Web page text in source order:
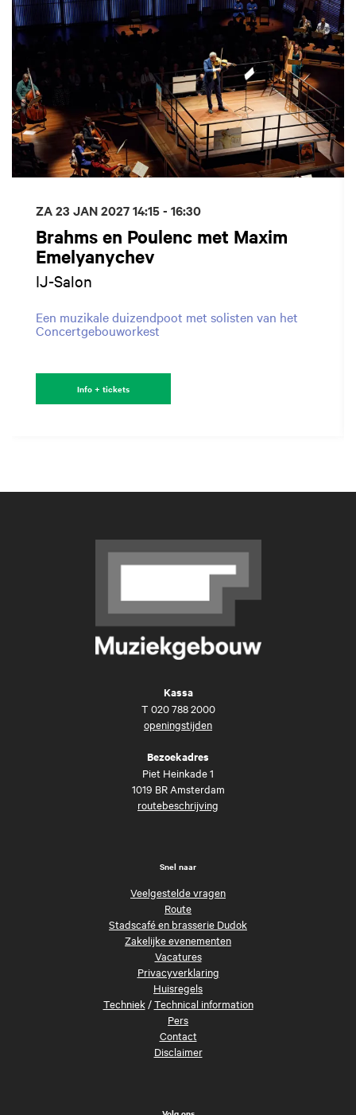
Brahms en Poulenc met Maxim
Emelyanychev
IJ-Salon
Een muzikale duizendpoot met solisten van het
Concertgebouworkest
ZA 23 JAN 202714:15 - 16:30
Info + tickets
Kassa
T 020 788 2000
openingstijden
Bezoekadres
Piet Heinkade 1
1019 BR Amsterdam
routebeschrijving
Snel naar
Veelgestelde vragen
Route
Stadscafé en brasserie Dudok
Zakelijke evenementen
Vacatures
Privacyverklaring
Huisregels
Techniek/Technical information
Pers
Contact
Disclaimer